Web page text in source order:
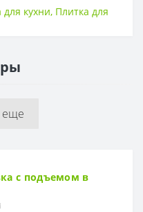
200*300
для кухни, Плитка для
еще
с подъемом в